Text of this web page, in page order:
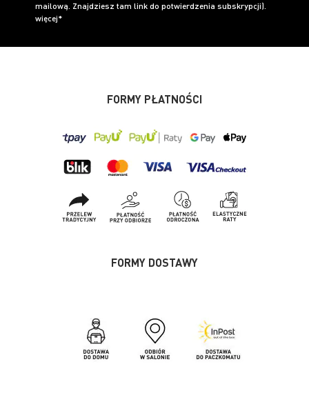
mailową. Znajdziesz tam link do potwierdzenia subskrypcji).
więcej*
FORMY PŁATNOŚCI
FORMY DOSTAWY